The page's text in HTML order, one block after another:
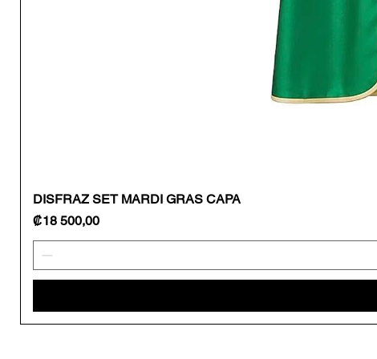
DISFRAZ SET MARDI GRAS CAPA
Precio
₡18 500,00